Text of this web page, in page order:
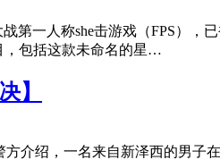
第一人称she击游戏（FPS）
，包括这款未命名的星…
】
介绍，一名来自新泽西的男子